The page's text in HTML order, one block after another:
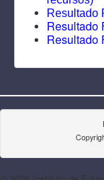
Resultado
Resultado
Resultado